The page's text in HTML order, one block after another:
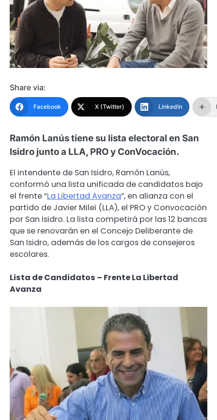
Share via:
Facebook X (Twitter) LinkedIn
Ramón Lanús tiene su lista electoral en San
Isidro junto a LLA, PRO y ConVocación.
El intendente de San Isidro, Ramón Lanús,
conformó una lista unificada de candidatos bajo
el frente “La Libertad Avanza”, en alianza con el
partido de Javier Milei (LLA), el PRO y Convocación
por San Isidro. La lista competirá por las 12 bancas
que se renovarán en el Concejo Deliberante de
San Isidro, además de los cargos de consejeros
escolares.
Lista de Candidatos – Frente La Libertad
Avanza